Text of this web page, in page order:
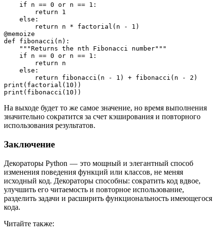
@memoize
def fibonacci(n):
print(factorial(10))
print(fibonacci(10))
На выходе будет то же самое значение, но время выполнения
значительно сократится за счет кэширования и повторного
использования результатов.
Заключение
Декораторы Python — это мощный и элегантный способ
изменения поведения функций или классов, не меняя
исходный код. Декораторы способны: сократить код вдвое,
улучшить его читаемость и повторное использование,
разделить задачи и расширить функциональность имеющегося
кода.
Читайте также: